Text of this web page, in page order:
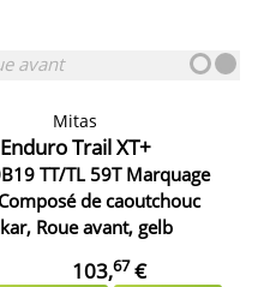
avant
Mitas
Enduro Trail XT+
TT/TL 59T Marquage
de caoutchouc
Roue avant, gelb
103,67€